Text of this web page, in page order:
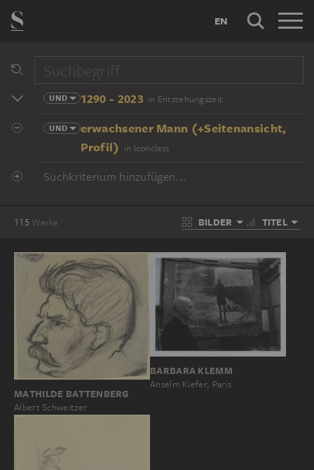
EN
UND 1290 - 2023 in Entstehungszeit
UND
erwachsener Mann (+Seitenansicht,
Profil) in Iconclass
Suchkriterium hinzufügen...
115 Werke BILDER TITEL
MATHILDE BATTENBERG
Albert Schweitzer
BARBARA KLEMM
Anselm Kiefer, Paris